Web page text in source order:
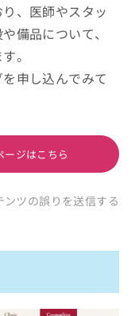
、医師やスタッ
備品について、
。
申し込んでみて
ジはこちら
ンツの誤りを送信する